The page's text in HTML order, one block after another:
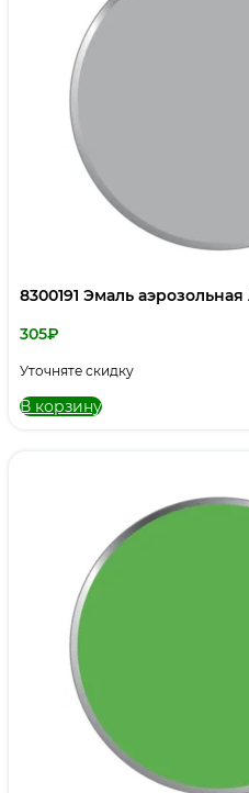
8300191 Эмаль
305₽
Уточняте скидку
В корзину